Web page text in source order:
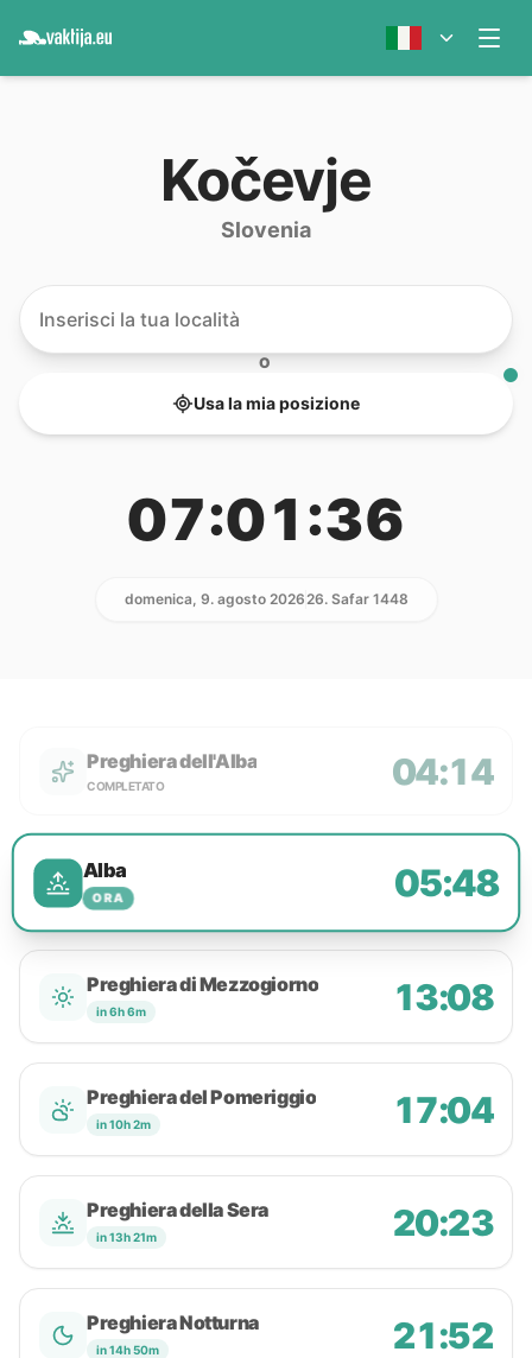
Kočevje
Slovenia
O
Usa la mia posizione
07:01:36
domenica, 9. agosto 202626. Safar 1448
Preghiera dell'Alba
COMPLETATO 04:14
Alba
ORA 05:48
Preghiera di Mezzogiorno
in 6h 6m 13:08
Preghiera del Pomeriggio
in 10h 2m 17:04
Preghiera della Sera
in 13h 21m 20:23
Preghiera Notturna
in 14h 50m 21:52